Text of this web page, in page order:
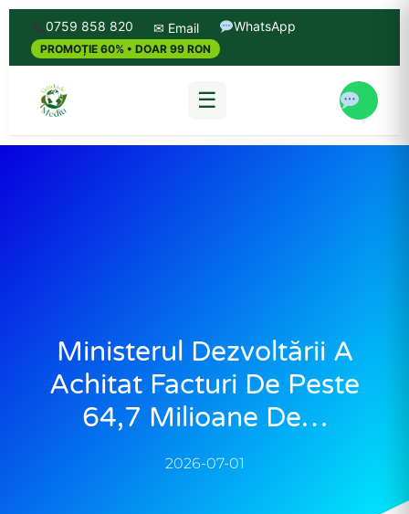
0759 858 820 ✉ Email WhatsApp
PROMOȚIE 60% • DOAR 99 RON
☰
Ministerul Dezvoltării A
Achitat Facturi De Peste
64,7 Milioane De…
2026-07-01